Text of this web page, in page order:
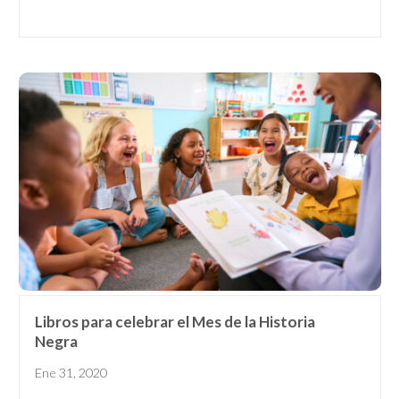
Libros para celebrar el Mes de la Historia
Negra
Ene 31, 2020
Other